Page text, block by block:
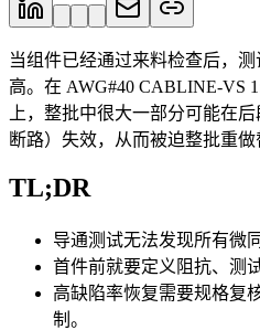
当组件已经通过来料检查后，
高。在 AWG#40 CABLINE-VS
上，整批中很大一部分可能在
断路）失效，从而被迫整批重做
TL;DR
导通测试无法发现所有微
首件前就要定义阻抗、测
高缺陷率恢复需要规格复
制。